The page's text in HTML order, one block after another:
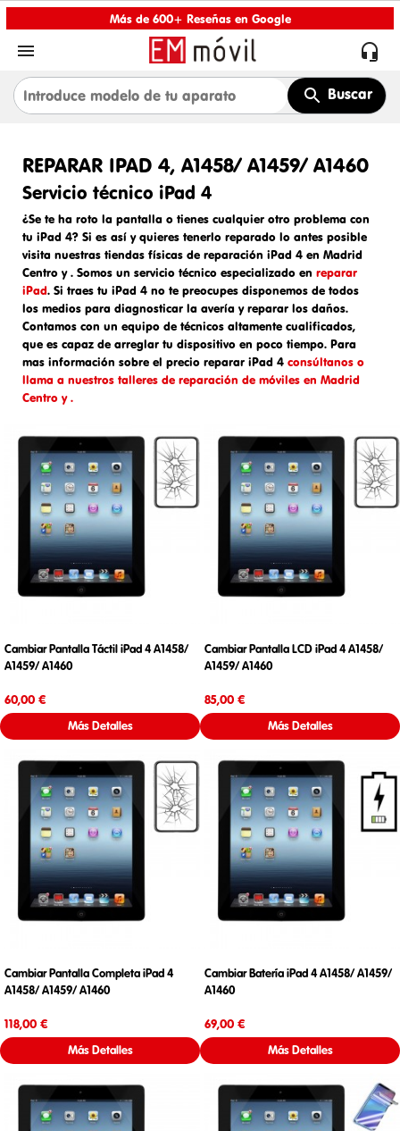
Más de 600+ Reseñas en Google
 
Buscar
REPARAR IPAD 4, A1458/ A1459/ A1460
Servicio técnico iPad 4
¿Se te ha roto la pantalla o tienes cualquier otro problema con
tu iPad 4? Si es así y quieres tenerlo reparado lo antes posible
visita nuestras tiendas físicas de reparación iPad 4 en Madrid
Centro y. Somos un servicio técnico especializado en reparar
iPad. Si traes tu iPad 4 no te preocupes disponemos de todos
los medios para diagnosticar la avería y reparar los daños.
Contamos con un equipo de técnicos altamente cualificados,
que es capaz de arreglar tu dispositivo en poco tiempo. Para
mas información sobre el precio reparar iPad 4 consúltanos o
llama a nuestros talleres de reparación de móviles en Madrid
Centro y .
Cambiar Pantalla Táctil iPad 4 A1458/
A1459/ A1460
60,00 €
Más Detalles
Cambiar Pantalla LCD iPad 4 A1458/
A1459/ A1460
85,00 €
Más Detalles
Cambiar Pantalla Completa iPad 4
A1458/ A1459/ A1460
118,00 €
Más Detalles
Cambiar Batería iPad 4 A1458/ A1459/
A1460
69,00 €
Más Detalles